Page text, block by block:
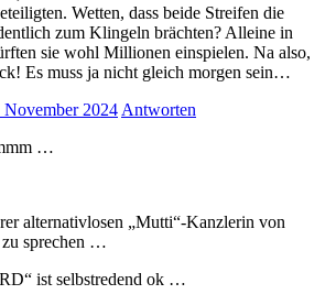
Wetten, dass beide Streifen die
zum Klingeln brächten? Alleine in
sie wohl Millionen einspielen. Na also,
Es muss ja nicht gleich morgen sein…
November 2024 Antworten
…
alternativlosen „Mutti“-Kanzlerin von
zu sprechen …
ist selbstredend ok …